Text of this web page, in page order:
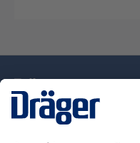
Nous contacter